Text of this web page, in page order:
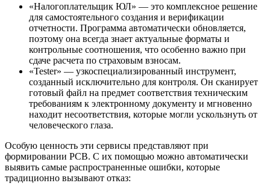
«Налогоплательщик ЮЛ» — это комплексное решение
для самостоятельного создания и верификации
отчетности. Программа автоматически обновляется,
поэтому она всегда знает актуальные форматы и
контрольные соотношения, что особенно важно при
сдаче расчета по страховым взносам.
«Tester» — узкоспециализированный инструмент,
созданный исключительно для контроля. Он сканирует
готовый файл на предмет соответствия техническим
требованиям к электронному документу и мгновенно
находит несоответствия, которые могли ускользнуть от
человеческого глаза.
Особую ценность эти сервисы представляют при
формировании РСВ. С их помощью можно автоматически
выявить самые распространенные ошибки, которые
традиционно вызывают отказ: